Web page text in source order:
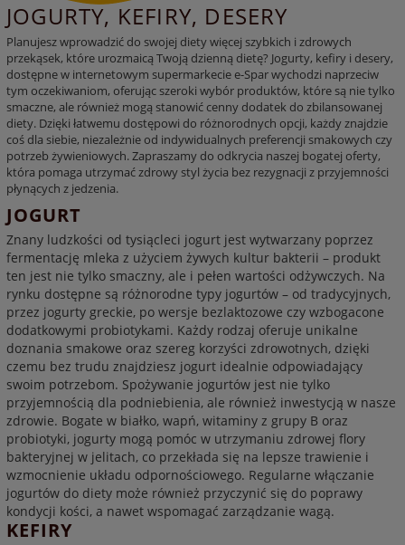
JOGURTY, KEFIRY, DESERY
Planujesz wprowadzić do swojej diety więcej szybkich i zdrowych
przekąsek, które urozmaicą Twoją dzienną dietę? Jogurty, kefiry i desery,
dostępne w internetowym supermarkecie e-Spar wychodzi naprzeciw
tym oczekiwaniom, oferując szeroki wybór produktów, które są nie tylko
smaczne, ale również mogą stanowić cenny dodatek do zbilansowanej
diety. Dzięki łatwemu dostępowi do różnorodnych opcji, każdy znajdzie
coś dla siebie, niezależnie od indywidualnych preferencji smakowych czy
potrzeb żywieniowych. Zapraszamy do odkrycia naszej bogatej oferty,
która pomaga utrzymać zdrowy styl życia bez rezygnacji z przyjemności
płynących z jedzenia.
JOGURT
Znany ludzkości od tysiącleci jogurt jest wytwarzany poprzez
fermentację mleka z użyciem żywych kultur bakterii – produkt
ten jest nie tylko smaczny, ale i pełen wartości odżywczych. Na
rynku dostępne są różnorodne typy jogurtów – od tradycyjnych,
przez jogurty greckie, po wersje bezlaktozowe czy wzbogacone
dodatkowymi probiotykami. Każdy rodzaj oferuje unikalne
doznania smakowe oraz szereg korzyści zdrowotnych, dzięki
czemu bez trudu znajdziesz jogurt idealnie odpowiadający
swoim potrzebom. Spożywanie jogurtów jest nie tylko
przyjemnością dla podniebienia, ale również inwestycją w nasze
zdrowie. Bogate w białko, wapń, witaminy z grupy B oraz
probiotyki, jogurty mogą pomóc w utrzymaniu zdrowej flory
bakteryjnej w jelitach, co przekłada się na lepsze trawienie i
wzmocnienie układu odpornościowego. Regularne włączanie
jogurtów do diety może również przyczynić się do poprawy
kondycji kości, a nawet wspomagać zarządzanie wagą.
KEFIRY